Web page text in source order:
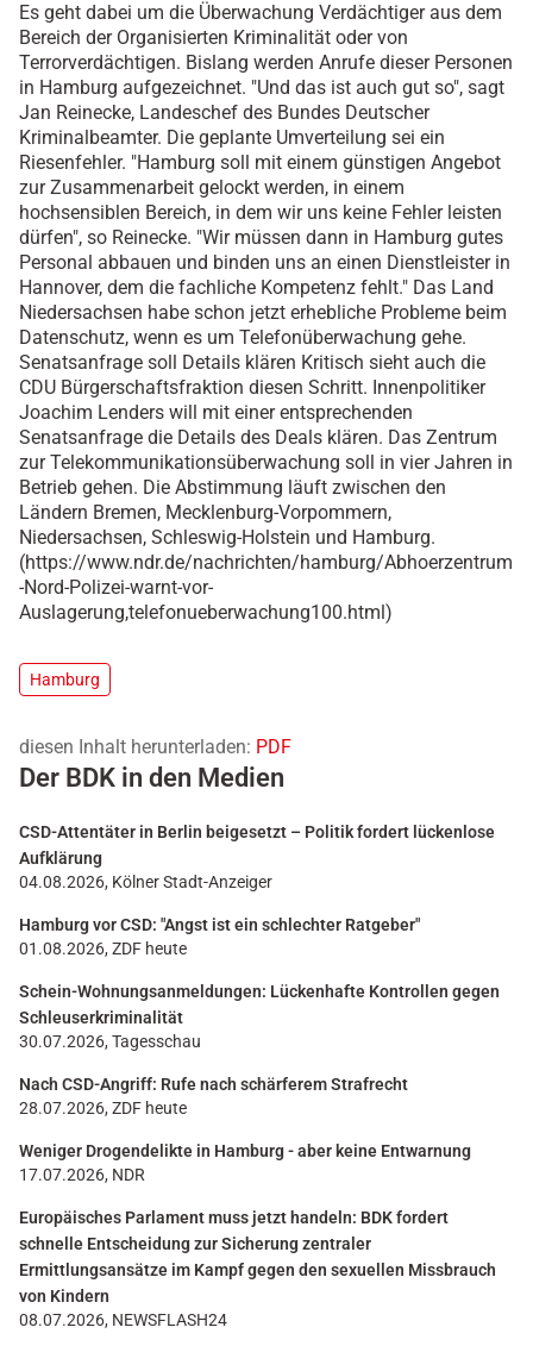
Es geht dabei um die Überwachung Verdächtiger aus dem
Bereich der Organisierten Kriminalität oder von
Terrorverdächtigen. Bislang werden Anrufe dieser Personen
in Hamburg aufgezeichnet. "Und das ist auch gut so", sagt
Jan Reinecke, Landeschef des Bundes Deutscher
Kriminalbeamter. Die geplante Umverteilung sei ein
Riesenfehler. "Hamburg soll mit einem günstigen Angebot
zur Zusammenarbeit gelockt werden, in einem
hochsensiblen Bereich, in dem wir uns keine Fehler leisten
dürfen", so Reinecke. "Wir müssen dann in Hamburg gutes
Personal abbauen und binden uns an einen Dienstleister in
Hannover, dem die fachliche Kompetenz fehlt." Das Land
Niedersachsen habe schon jetzt erhebliche Probleme beim
Datenschutz, wenn es um Telefonüberwachung gehe.
Senatsanfrage soll Details klären Kritisch sieht auch die
CDU Bürgerschaftsfraktion diesen Schritt. Innenpolitiker
Joachim Lenders will mit einer entsprechenden
Senatsanfrage die Details des Deals klären. Das Zentrum
zur Telekommunikationsüberwachung soll in vier Jahren in
Betrieb gehen. Die Abstimmung läuft zwischen den
Ländern Bremen, Mecklenburg-Vorpommern,
Niedersachsen, Schleswig-Holstein und Hamburg.
(https://www.ndr.de/nachrichten/hamburg/Abhoerzentrum
-Nord-Polizei-warnt-vor-
Auslagerung,telefonueberwachung100.html)
Hamburg
diesen Inhalt herunterladen: PDF
Der BDK in den Medien
CSD-Attentäter in Berlin beigesetzt – Politik fordert lückenlose
Aufklärung
04.08.2026, Kölner Stadt-Anzeiger
Hamburg vor CSD: "Angst ist ein schlechter Ratgeber"
01.08.2026, ZDF heute
Schein-Wohnungsanmeldungen: Lückenhafte Kontrollen gegen
Schleuserkriminalität
30.07.2026, Tagesschau
Nach CSD-Angriff: Rufe nach schärferem Strafrecht
28.07.2026, ZDF heute
Weniger Drogendelikte in Hamburg - aber keine Entwarnung
17.07.2026, NDR
Europäisches Parlament muss jetzt handeln: BDK fordert
schnelle Entscheidung zur Sicherung zentraler
Ermittlungsansätze im Kampf gegen den sexuellen Missbrauch
von Kindern
08.07.2026, NEWSFLASH24